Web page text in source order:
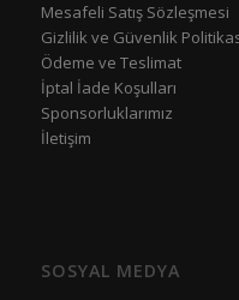
Mesafeli Satış Sözleşmesi
Gizlilik ve Güvenlik
Ödeme ve Teslimat
İptal İade Koşulları
Sponsorluklarımız
İletişim
SOSYAL MEDYA